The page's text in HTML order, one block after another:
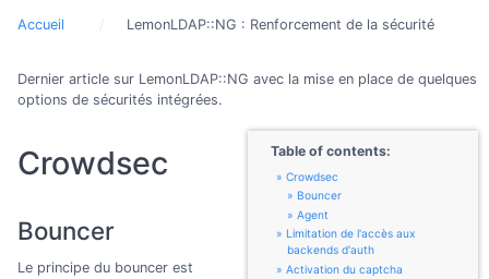
Accueil LemonLDAP::NG : Renforcement de la sécurité
Dernier article sur LemonLDAP::NG avec la mise en place de quelques
options de sécurités intégrées.
Table of contents:
Crowdsec
Bouncer
Agent
Limitation de l'accès aux
backends d'auth
Activation du captcha
Crowdsec
Bouncer
Le principe du bouncer est